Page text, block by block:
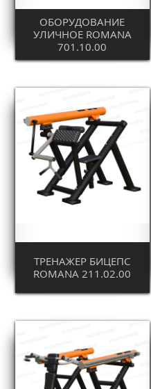
ОБОРУДОВАНИЕ
УЛИЧНОЕ ROMANA
701.10.00
ТРЕНАЖЕР БИЦЕПС
ROMANA 211.02.00